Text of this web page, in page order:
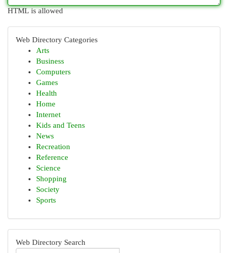
HTML is allowed
Web Directory Categories
Arts
Business
Computers
Games
Health
Home
Internet
Kids and Teens
News
Recreation
Reference
Science
Shopping
Society
Sports
Web Directory Search